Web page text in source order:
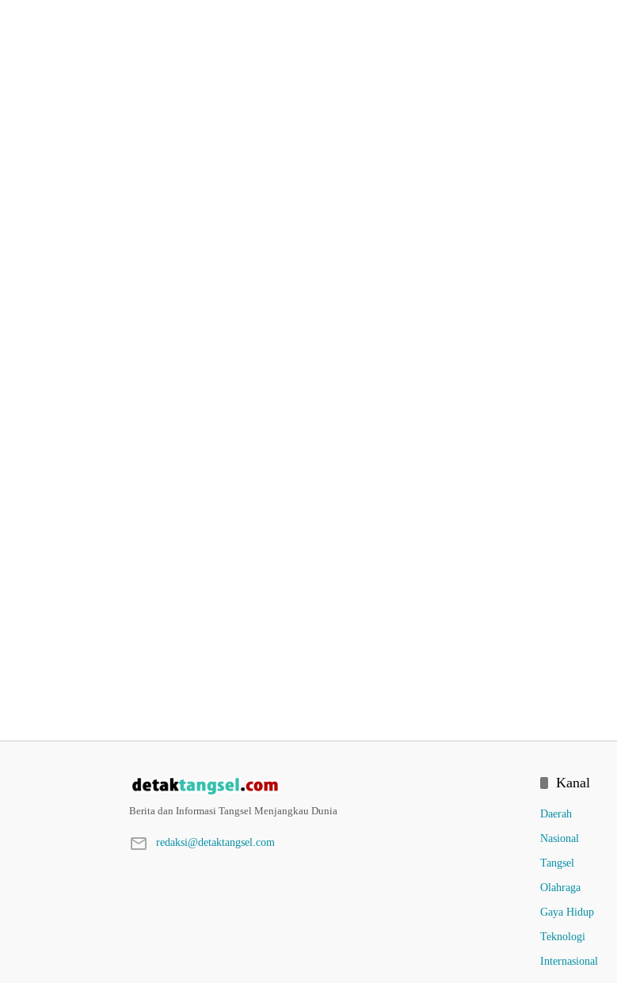
Berita dan Informasi Tangsel Menjangkau Dunia
redaksi@detaktangsel.com
Kanal
Daerah
Nasional
Tangsel
Olahraga
Gaya Hidup
Teknologi
Internasional